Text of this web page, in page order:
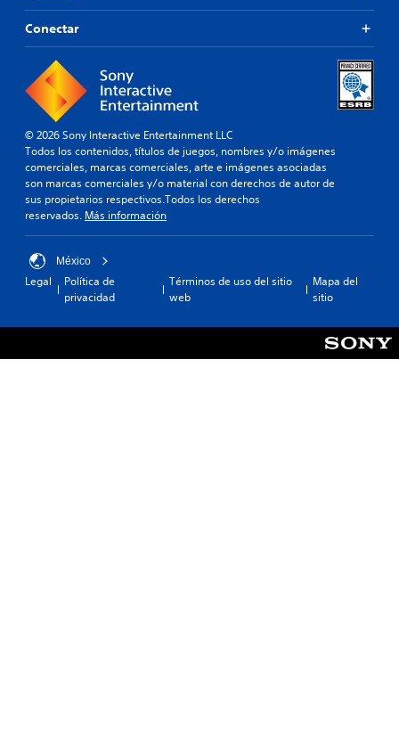
Conectar
© 2026 Sony Interactive Entertainment LLC
Todos los contenidos, títulos de juegos, nombres y/o imágenes
comerciales, marcas comerciales, arte e imágenes asociadas
son marcas comerciales y/o material con derechos de autor de
sus propietarios respectivos.Todos los derechos
reservados. Más información
México
Legal
Política de
privacidad
Términos de uso del sitio
web
Mapa del
sitio